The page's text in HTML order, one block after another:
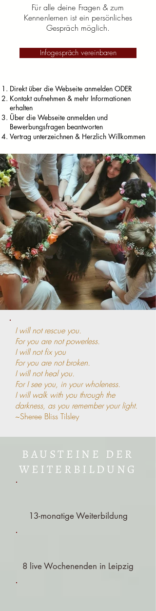
Für alle deine Fragen & zum
Kennenlernen ist ein persönliches
Gespräch möglich.
Infogespräch vereinbaren
Direkt über die Webseite anmelden ODER
Kontakt aufnehmen & mehr Informationen
erhalten
Über die Webseite anmelden und
Bewerbungsfragen beantworten
Vertrag unterzeichnen & Herzlich Willkommen
I will not rescue you.
For you are not powerless.
I will not fix you
For you are not broken.
I will not heal you.
For I see you, in your wholeness.
I will walk with you through the
darkness, as you remember your light.
~Sheree Bliss Tilsley
BAUSTEINE DER
WEITERBILDUNG
13-monatige Weiterbildung
8 live Wochenenden in Leipzig